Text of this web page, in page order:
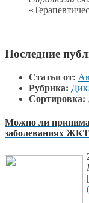
Последние
Статьи от:
Рубрика:
Сортировка:
Можно ли
заболеваниях ЖКТ